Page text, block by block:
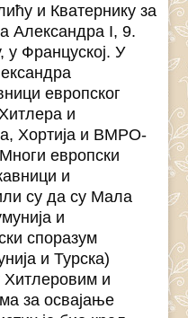
и Кватернику за
Александра I, 9.
Француској. У
европског
и
Хортија и ВМРО-
европски
и
су да су Мала
и
споразум
и Турска)
Хитлеровим и
за освајање